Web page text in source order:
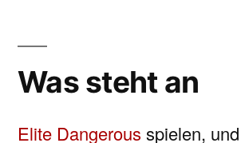
Was steht an
Elite Dangerous spielen,